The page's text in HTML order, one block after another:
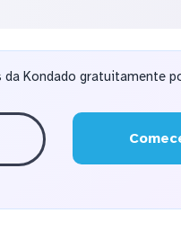
Kondado gratuitamente